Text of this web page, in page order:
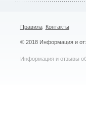
Правила Контакты
© 2018 Информация и
Информация и отзывы